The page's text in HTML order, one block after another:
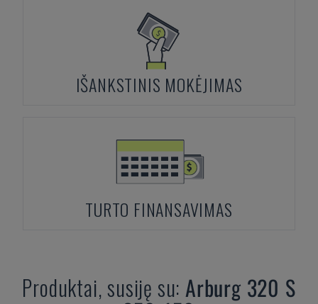
IŠANKSTINIS MOKĖJIMAS
TURTO FINANSAVIMAS
Produktai, susiję su: Arburg 320 S